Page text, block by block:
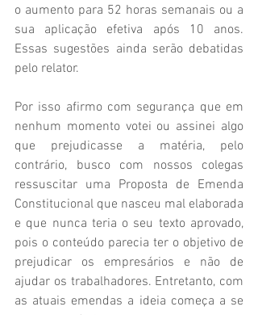
o aumento para 52 horas semanais ou a
sua aplicação efetiva após 10 anos.
Essas sugestões ainda serão debatidas
pelo relator.
Por isso afirmo com segurança que em
nenhum momento votei ou assinei algo
que prejudicasse a matéria, pelo
contrário, busco com nossos colegas
ressuscitar uma Proposta de Emenda
Constitucional que nasceu mal elaborada
e que nunca teria o seu texto aprovado,
pois o conteúdo parecia ter o objetivo de
prejudicar os empresários e não de
ajudar os trabalhadores. Entretanto, com
as atuais emendas a ideia começa a se